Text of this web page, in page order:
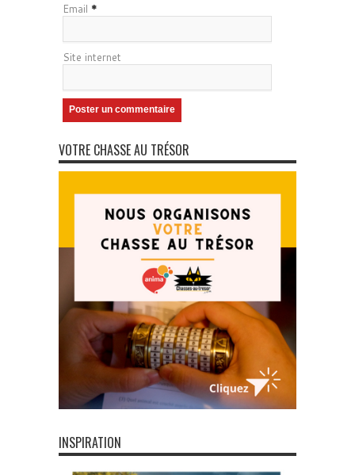
Email *
Site internet
VOTRE CHASSE AU TRÉSOR
INSPIRATION